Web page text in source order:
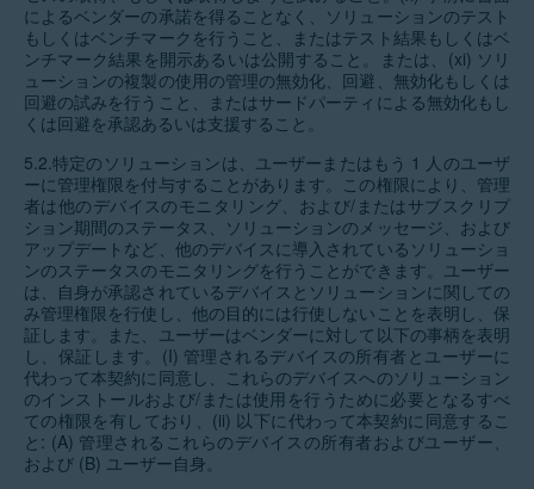
によるベンダーの承諾を得ることなく、ソリューションのテスト
もしくはベンチマークを行うこと、またはテスト結果もしくはベ
ンチマーク結果を開示あるいは公開すること。または、(xi) ソリ
ューションの複製の使用の管理の無効化、回避、無効化もしくは
回避の試みを行うこと、またはサードパーティによる無効化もし
くは回避を承認あるいは支援すること。
5.2.特定のソリューションは、ユーザーまたはもう 1 人のユーザ
ーに管理権限を付与することがあります。この権限により、管理
者は他のデバイスのモニタリング、および/またはサブスクリプ
ション期間のステータス、ソリューションのメッセージ、および
アップデートなど、他のデバイスに導入されているソリューショ
ンのステータスのモニタリングを行うことができます。ユーザー
は、自身が承認されているデバイスとソリューションに関しての
み管理権限を行使し、他の目的には行使しないことを表明し、保
証します。また、ユーザーはベンダーに対して以下の事柄を表明
し、保証します。(I) 管理されるデバイスの所有者とユーザーに
代わって本契約に同意し、これらのデバイスへのソリューション
のインストールおよび/または使用を行うために必要となるすべ
ての権限を有しており、(ii) 以下に代わって本契約に同意するこ
と: (A) 管理されるこれらのデバイスの所有者およびユーザー、
および (B) ユーザー自身。